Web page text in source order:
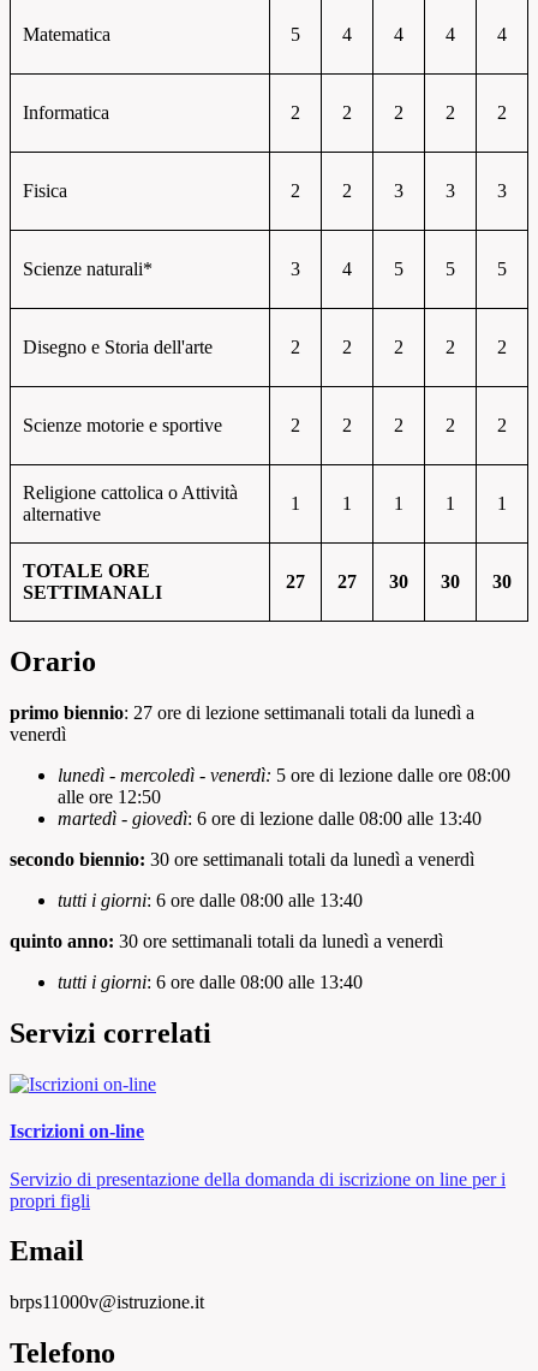
Matematica 5 4 4 4 4
Informatica 2 2 2 2 2
Fisica 2 2 3 3 3
Scienze naturali* 3 4 5 5 5
Disegno e Storia dell'arte 2 2 2 2 2
Scienze motorie e sportive 2 2 2 2 2
Religione cattolica o Attività
alternative
1 1 1 1 1
TOTALE ORE
SETTIMANALI
27 27 30 30 30
Orario
primo biennio: 27 ore di lezione settimanali totali da lunedì a
venerdì
lunedì - mercoledì - venerdì: 5 ore di lezione dalle ore 08:00
alle ore 12:50
martedì - giovedì: 6 ore di lezione dalle 08:00 alle 13:40
secondo biennio: 30 ore settimanali totali da lunedì a venerdì
tutti i giorni: 6 ore dalle 08:00 alle 13:40
quinto anno: 30 ore settimanali totali da lunedì a venerdì
tutti i giorni: 6 ore dalle 08:00 alle 13:40
Servizi correlati
Iscrizioni on-line
Servizio di presentazione della domanda di iscrizione on line per i
propri figli
Email
brps11000v@istruzione.it
Telefono